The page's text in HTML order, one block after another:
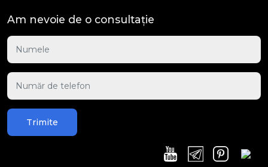
Am nevoie de o consultație
Trimite